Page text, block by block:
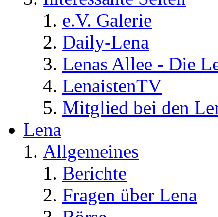
e.V. Galerie
Daily-Lena
Lenas Allee - Die
LenaistenTV
Mitglied bei den
Lena
Allgemeines
Berichte
Fragen über Lena